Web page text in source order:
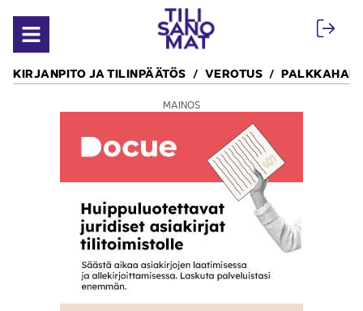
Avaa valikko
KIRJANPITO JA TILINPÄÄTÖS VEROTUS
MAINOS